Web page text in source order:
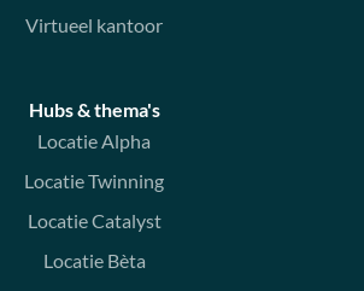
Virtueel kantoor
Hubs & thema's
Locatie Alpha
Locatie Twinning
Locatie Catalyst
Locatie Bèta